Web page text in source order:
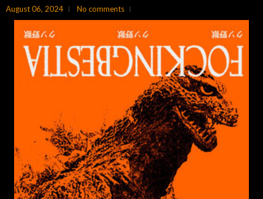
August 06, 2024 No comments